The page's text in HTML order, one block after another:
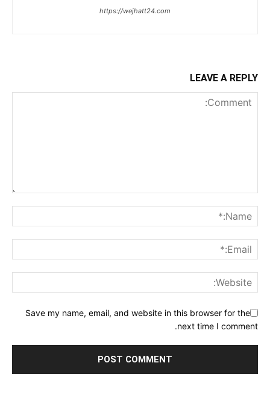
https://wejhatt24.com
LEAVE A REPLY
Save my name, email, and website in this browser for the
next time I comment.